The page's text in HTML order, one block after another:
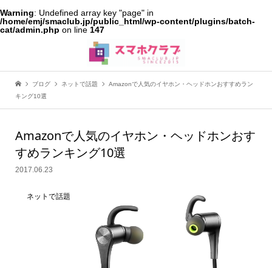
Warning: Undefined array key "page" in
/home/emj/smaclub.jp/public_html/wp-content/plugins/batch-
cat/admin.php on line 147
ブログ ネットで話題
Amazonで人気のイヤホン・ヘッドホンおすすめラン
キング10選
Amazonで人気のイヤホン・ヘッドホンおす
すめランキング10選
2017.06.23
ネットで話題